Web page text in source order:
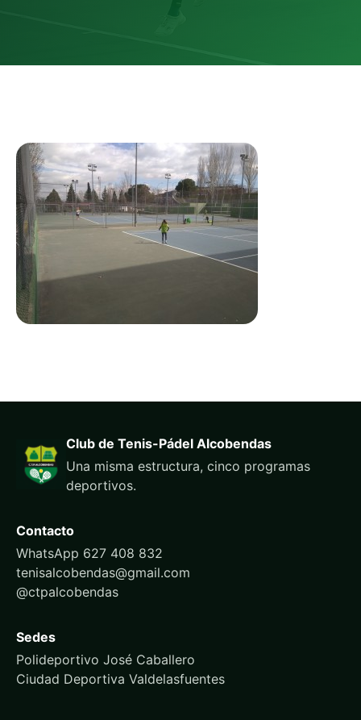
Club de Tenis-Pádel Alcobendas
Una misma estructura, cinco programas
deportivos.
Contacto
WhatsApp 627 408 832
tenisalcobendas@gmail.com
@ctpalcobendas
Sedes
Polideportivo José Caballero
Ciudad Deportiva Valdelasfuentes